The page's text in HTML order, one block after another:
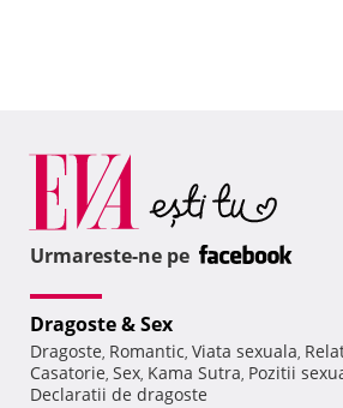
Urmareste-ne pe
Dragoste & Sex
Dragoste, Romantic, Viata sexuala,
Casatorie, Sex, Kama Sutra, Pozitii
Declaratii de dragoste